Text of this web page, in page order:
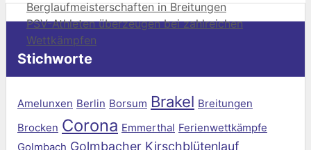
Berglaufmeisterschaften in Breitungen
PSV-Athleten überzeugen bei zahlreichen
Wettkämpfen
Stichworte
Amelunxen Berlin Borsum Brakel Breitungen
Brocken Corona Emmerthal Ferienwettkämpfe
Golmbach Golmbacher Kirschblütenlauf